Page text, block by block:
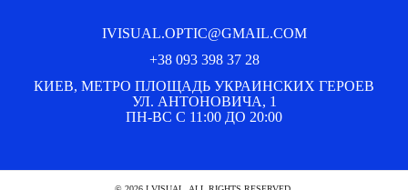
КИЕВ, МЕТРО ПЛОЩАДЬ УКРАИНСКИХ ГЕРОЕВ
УЛ. АНТОНОВИЧА, 1
ПН-ВС С 11:00 ДО 20:00
+38 093 398 37 28
IVISUAL.OPTIC@GMAIL.COM